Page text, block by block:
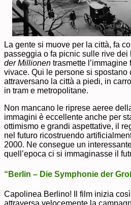
La gente si muove per la città, fa
passeggia o fa picnic sulle rive dei
der Millionen trasmette
vivace. Qui le persone si spostano
attraversano la città a piedi, in
in tram e metropolitane.
Non mancano le riprese aeree
immagini è eccellente anche per
ottimismo e grandi aspettative, il
nel futuro ricostruendo
2000. Ne consegue un
quell’epoca ci si immaginasse il
“Berlin – Die Symphonie der
Capolinea Berlino! Il film inizia
attraversa velocemente la